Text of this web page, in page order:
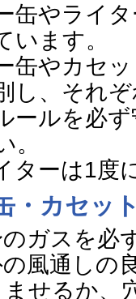
やライタ
います。
缶やカセッ
し、それ
ールを必
。
ターは1度
・カセッ
のガスを必
の風通し
ませるか